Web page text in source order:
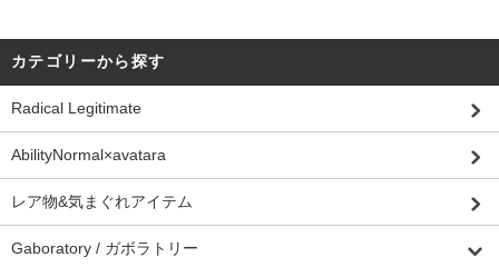
カテゴリーから探す
Radical Legitimate
AbilityNormal×avatara
レア物&気まぐれアイテム
Gaboratory / ガボラトリー